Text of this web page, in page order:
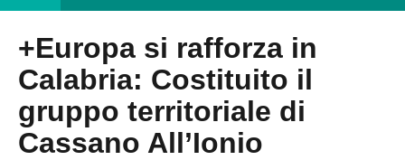
+Europa si rafforza in
Calabria: Costituito il
gruppo territoriale di
Cassano All’Ionio